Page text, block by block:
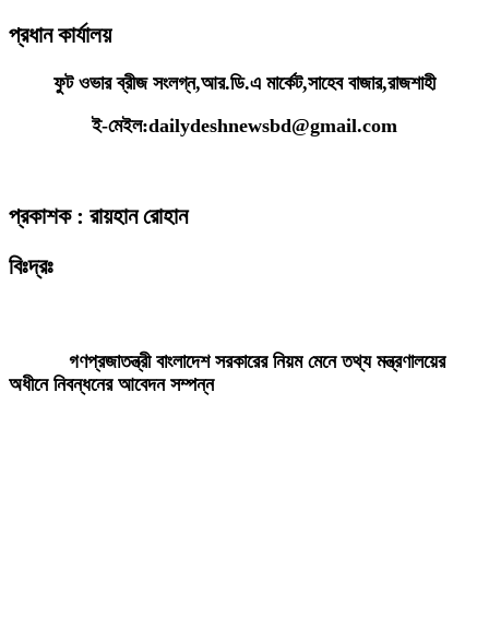
প্রধান কার্যালয়
ফুট ওভার ব্রীজ সংলগ্ন,আর.ডি.এ মার্কেট,সাহেব বাজার,রাজশাহী
ই-মেইল:dailydeshnewsbd@gmail.com
প্রকাশক : রায়হান রোহান
বিঃদ্রঃ
গণপ্রজাতন্ত্রী বাংলাদেশ সরকারের নিয়ম মেনে তথ্য মন্ত্রণালয়ের
অধীনে নিবন্ধনের আবেদন সম্পন্ন